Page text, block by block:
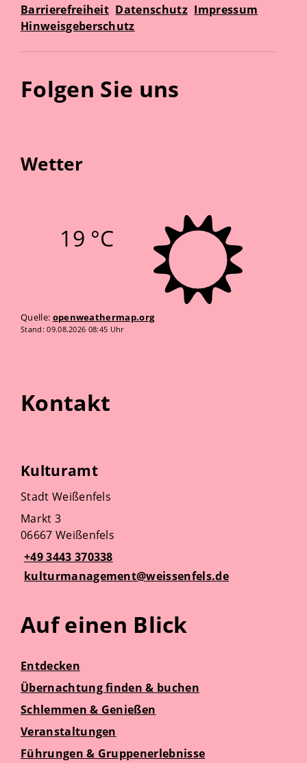
Barrierefreiheit Datenschutz Impressum
Hinweisgeberschutz
Folgen Sie uns
Wetter
19 °C
Quelle: openweathermap.org
Stand: 09.08.2026 08:45 Uhr
Kontakt
Kulturamt
Stadt Weißenfels
Markt 3
06667 Weißenfels
+49 3443 370338
kulturmanagement@weissenfels.de
Auf einen Blick
Entdecken
Übernachtung finden & buchen
Schlemmen & Genießen
Veranstaltungen
Führungen & Gruppenerlebnisse